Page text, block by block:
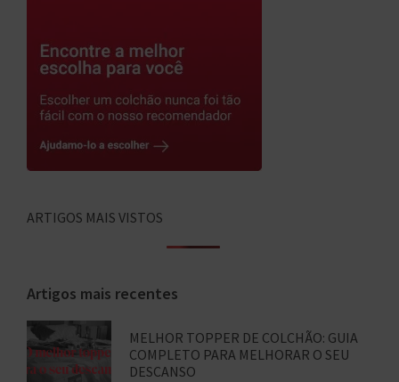
ARTIGOS MAIS VISTOS
Artigos mais recentes
MELHOR TOPPER DE COLCHÃO: GUIA
COMPLETO PARA MELHORAR O SEU
DESCANSO